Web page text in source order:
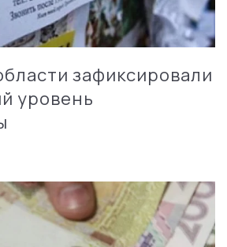
зафиксировали
уровень